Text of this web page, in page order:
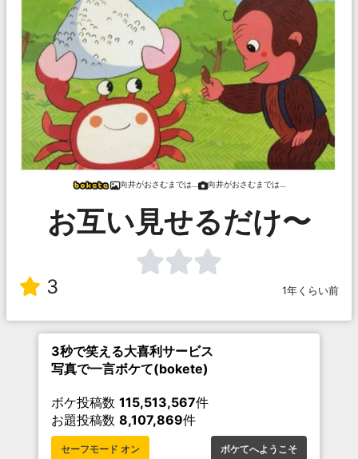
向井がおさむまでは… 向井がおさむまでは…
お互い見せるだけ〜
3 1年くらい前
3秒で笑える大喜利サービス
写真で一言ボケて(bokete)
ボケ投稿数 115,513,567件
お題投稿数 8,107,869件
セーフモード オン ボケてへようこそ